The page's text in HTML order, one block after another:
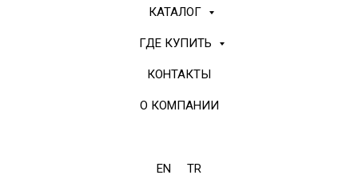
КАТАЛОГ
ГДЕ КУПИТЬ
КОНТАКТЫ
О КОМПАНИИ
EN TR